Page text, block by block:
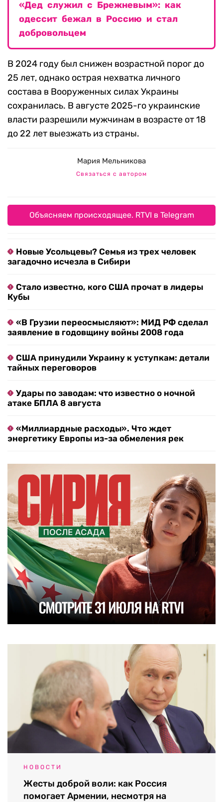
«Дед служил с Брежневым»: как
одессит бежал в Россию и стал
добровольцем
В 2024 году был снижен возрастной порог до
25 лет, однако острая нехватка личного
состава в Вооруженных силах Украины
сохранилась. В августе 2025-го украинские
власти разрешили мужчинам в возрасте от 18
до 22 лет выезжать из страны.
Мария Мельникова
Связаться с автором
Объясняем происходящее. RTVI в Telegram
Новые Усольцевы? Семья из трех человек
загадочно исчезла в Сибири
Стало известно, кого США прочат в лидеры
Кубы
«В Грузии переосмысляют»: МИД РФ сделал
заявление в годовщину войны 2008 года
США принудили Украину к уступкам: детали
тайных переговоров
Удары по заводам: что известно о ночной
атаке БПЛА 8 августа
«Миллиардные расходы». Что ждет
энергетику Европы из-за обмеления рек
НОВОСТИ
Жесты доброй воли: как Россия
помогает Армении, несмотря на